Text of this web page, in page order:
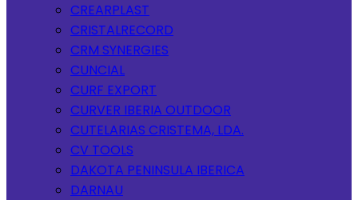
CREARPLAST
CRISTALRECORD
CRM SYNERGIES
CUNCIAL
CURF EXPORT
CURVER IBERIA OUTDOOR
CUTELARIAS CRISTEMA, LDA.
CV TOOLS
DAKOTA PENINSULA IBERICA
DARNAU